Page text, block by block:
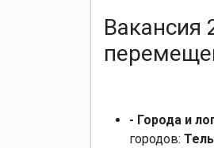
Вакансия
- Города и
городов: